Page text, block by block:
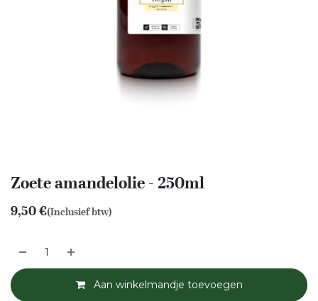
Zoete amandelolie - 250ml
9,50€(Inclusief btw)
Aan winkelmandje toevoegen